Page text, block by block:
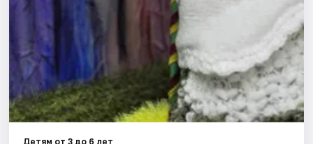
Артисты
Рейтинги
Детям от 3 до 6 лет